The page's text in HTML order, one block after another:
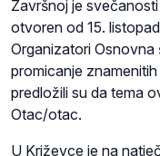
Završnoj je
otvoren od 15.
Organizatori
promicanje
predložili su da tema
Otac/otac.
U Križevce je na